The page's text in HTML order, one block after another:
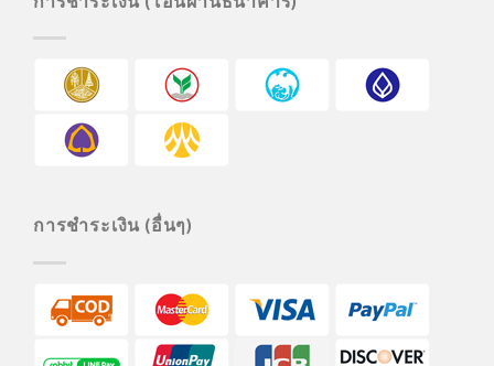
การชำระเงิน (อื่นๆ)